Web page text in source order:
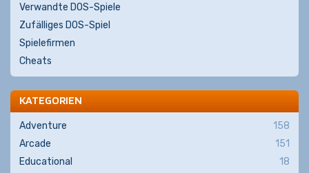
Verwandte DOS-Spiele
Zufälliges DOS-Spiel
Spielefirmen
Cheats
KATEGORIEN
Adventure
158
Arcade
151
Educational
18